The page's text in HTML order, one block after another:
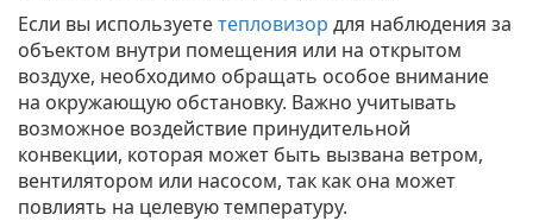
Если вы используететепловизор для наблюдения за
объектом внутри помещения или на открытом
воздухе, необходимо обращать особое внимание
на окружающую обстановку. Важно учитывать
возможное воздействие принудительной
конвекции, которая может быть вызвана ветром,
вентилятором или насосом, так как она может
повлиять на целевую температуру.